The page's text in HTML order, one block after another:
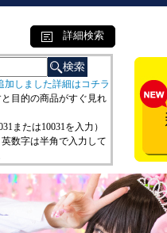
詳細検索
加しました詳細はコチラ
目的の商品がすぐ見れ
または10031を入力）
数字は半角で入力して